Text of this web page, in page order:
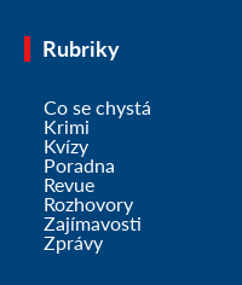
Rubriky
Co se chystá
Krimi
Kvízy
Poradna
Revue
Rozhovory
Zajímavosti
Zprávy